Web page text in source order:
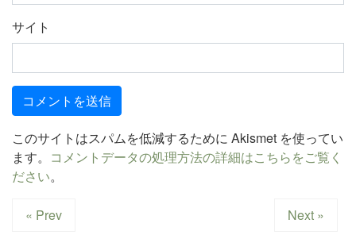
サイト
このサイトはスパムを低減するために Akismet を使ってい
ます。 コメントデータの処理方法の詳細はこちらをご覧く
ださい。
« Prev Next »